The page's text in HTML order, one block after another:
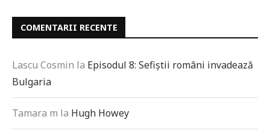
COMENTARII RECENTE
Lascu Cosmin la Episodul 8: Sefiștii români invadează
Bulgaria
Tamara m la Hugh Howey